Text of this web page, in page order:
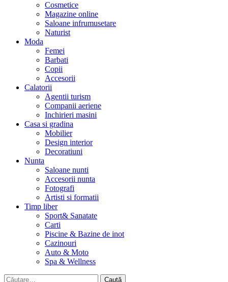
Cosmetice
Magazine online
Saloane infrumusetare
Naturist
Moda
Femei
Barbati
Copii
Accesorii
Calatorii
Agentii turism
Companii aeriene
Inchirieri masini
Casa si gradina
Mobilier
Design interior
Decoratiuni
Nunta
Saloane nunti
Accesorii nunta
Fotografi
Artisti si formatii
Timp liber
Sport& Sanatate
Carti
Piscine & Bazine de inot
Cazinouri
Auto & Moto
Spa & Wellness
Caută